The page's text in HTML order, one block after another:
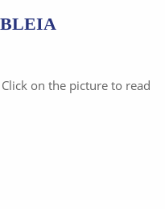
on the picture to read